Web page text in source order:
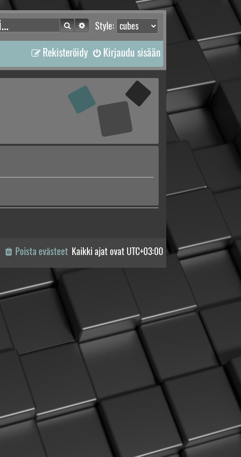
Style:
Etsi Tarkennettu haku
Kirjaudu sisään
Rekisteröidy
Kaikki ajat ovat UTC+03:00
Poista evästeet